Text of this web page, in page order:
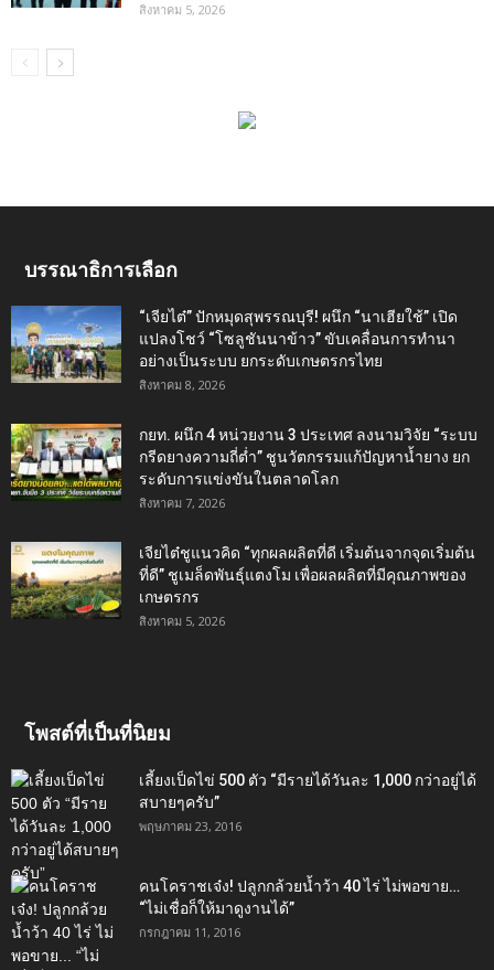
สิงหาคม 5, 2026
บรรณาธิการเลือก
“เจียไต๋” ปักหมุดสุพรรณบุรี! ผนึก “นาเฮียใช้” เปิด
แปลงโชว์ “โซลูชันนาข้าว” ขับเคลื่อนการทำนา
อย่างเป็นระบบ ยกระดับเกษตรกรไทย
สิงหาคม 8, 2026
กยท. ผนึก 4 หน่วยงาน 3 ประเทศ ลงนามวิจัย “ระบบ
กรีดยางความถี่ต่ำ” ชูนวัตกรรมแก้ปัญหาน้ำยาง ยก
ระดับการแข่งขันในตลาดโลก
สิงหาคม 7, 2026
เจียไต๋ชูแนวคิด “ทุกผลผลิตที่ดี เริ่มต้นจากจุดเริ่มต้น
ที่ดี” ชูเมล็ดพันธุ์แตงโม เพื่อผลผลิตที่มีคุณภาพของ
เกษตรกร
สิงหาคม 5, 2026
โพสต์ที่เป็นที่นิยม
เลี้ยงเป็ดไข่ 500 ตัว “มีรายได้วันละ 1,000 กว่าอยู่ได้
สบายๆครับ”
พฤษภาคม 23, 2016
คนโคราชเจ๋ง! ปลูกกล้วยน้ำว้า 40 ไร่ ไม่พอขาย…
“ไม่เชื่อก็ให้มาดูงานได้”‬
กรกฎาคม 11, 2016